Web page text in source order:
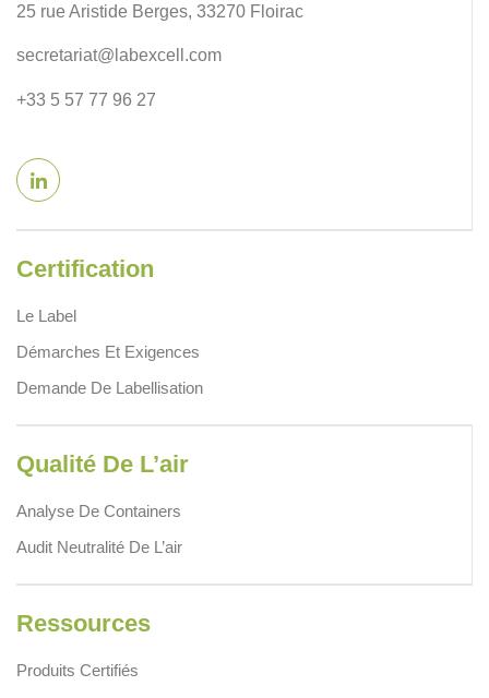
25 rue Aristide Berges, 33270 Floirac
secretariat@labexcell.com
+33 5 57 77 96 27
Certification
Le Label
Démarches Et Exigences
Demande De Labellisation
Qualité De L’air
Analyse De Containers
Audit Neutralité De L’air
Ressources
Produits Certifiés